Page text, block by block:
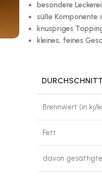
besondere Leckerei
süße Komponente
knuspriges
kleines, feines
Brennwert (in kj/
Fett
davon